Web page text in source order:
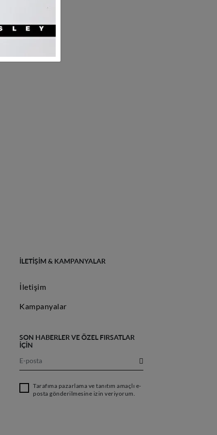
İLETIŞIM & KAMPANYALAR
İletişim
Kampanyalar
SON HABERLER VE ÖZEL FIRSATLAR
İÇİN
Tarafıma pazarlama ve tanıtım amaçlı e-
posta gönderilmesine izin veriyorum.